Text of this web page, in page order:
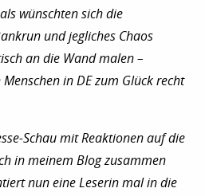
wünschten sich die
und jegliches Chaos
an die Wand malen –
in DE zum Glück recht
Schau mit Reaktionen auf die
in meinem Blog zusammen
nun eine Leserin mal in die